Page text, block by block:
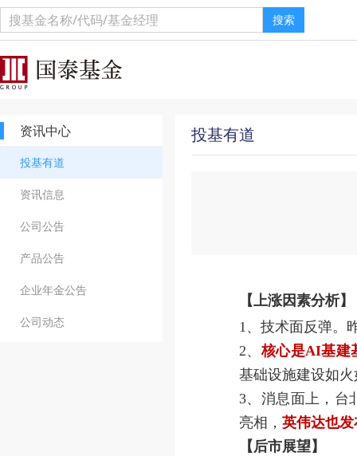
搜索
资讯中心
投基有道
资讯信息
公司公告
产品公告
企业年金公告
公司动态
投基有道
【上涨因素分析】
1、技术面反弹。
2、核心是AI基建
基础设施建设如
3、消息面上，台
亮相， 英伟达也
【后市展望】